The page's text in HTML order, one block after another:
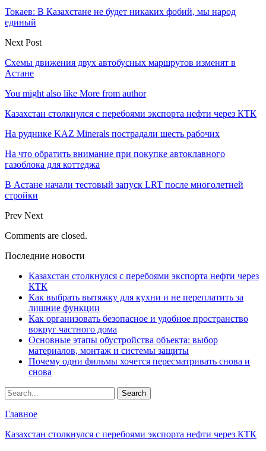
Токаев: В Казахстане не будет никаких фобий, мы народ
единый
Next Post
Схемы движения двух автобусных маршрутов изменят в
Астане
You might also like More from author
Казахстан столкнулся с перебоями экспорта нефти через КТК
На руднике KAZ Minerals пострадали шесть рабочих
На что обратить внимание при покупке автоклавного
газоблока для коттеджа
В Астане начали тестовый запуск LRT после многолетней
стройки
Prev Next
Comments are closed.
Последние новости
Казахстан столкнулся с перебоями экспорта нефти через
КТК
Как выбрать вытяжку для кухни и не переплатить за
лишние функции
Как организовать безопасное и удобное пространство
вокруг частного дома
Основные этапы обустройства объекта: выбор
материалов, монтаж и системы защиты
Почему одни фильмы хочется пересматривать снова и
снова
Главное
Казахстан столкнулся с перебоями экспорта нефти через КТК